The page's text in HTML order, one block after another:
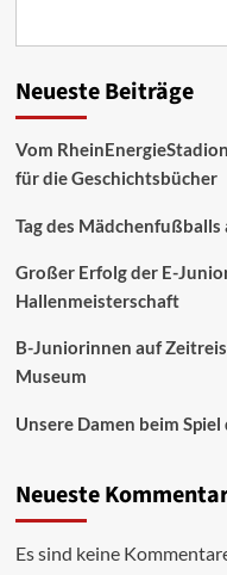
Neueste Beiträge
Vom
für die Geschichtsbücher
Tag des Mädchenfußballs
Großer Erfolg der E-
Hallenmeisterschaft
B-Juniorinnen auf
Museum
Unsere Damen beim
Neueste
Es sind keine